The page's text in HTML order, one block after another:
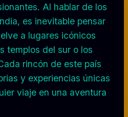
Al hablar de los
es inevitable pensar
a lugares icónicos
templos del sur o los
rincón de este país
y experiencias únicas
viaje en una aventura